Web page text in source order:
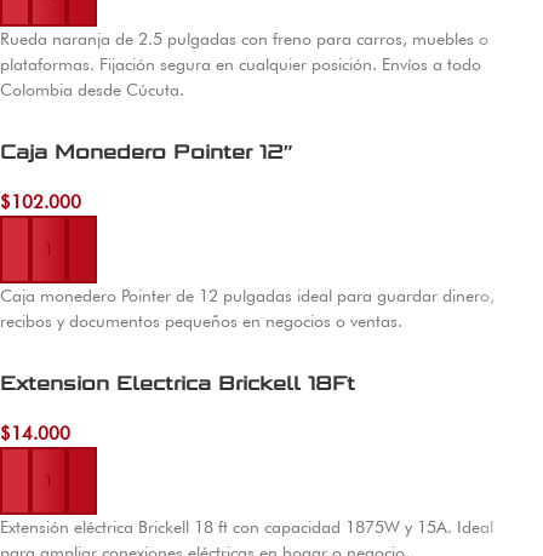
Rueda naranja de 2.5 pulgadas con freno para carros, muebles o
plataformas. Fijación segura en cualquier posición. Envíos a todo
Colombia desde Cúcuta.
Caja Monedero Pointer 12″
$102.000
Añadir al carrito
Caja monedero Pointer de 12 pulgadas ideal para guardar dinero,
recibos y documentos pequeños en negocios o ventas.
Extension Electrica Brickell 18Ft
$14.000
Añadir al carrito
Extensión eléctrica Brickell 18 ft con capacidad 1875W y 15A. Ideal